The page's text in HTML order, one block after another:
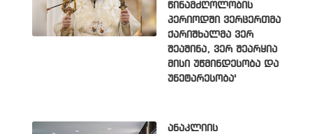
წინამძღოლობის
პერიოდში ვერცერთმა
ქარიშხალმა ვერ
შეაშინა, ვერ შეარყია
მისი უწმინდესობა და
უნეტარესობა'
ანაკლიის